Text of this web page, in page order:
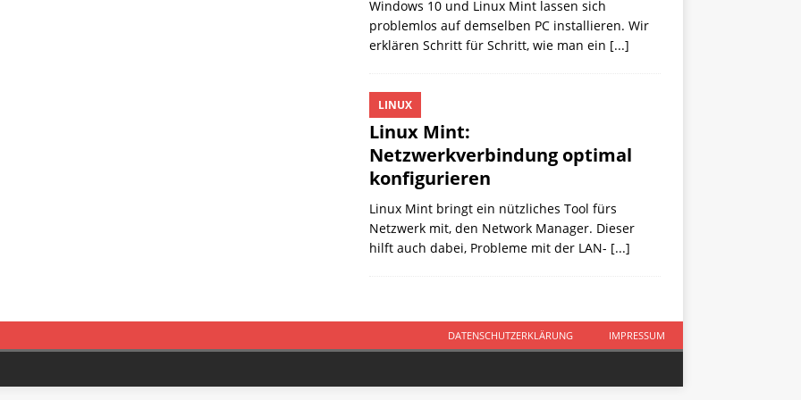
Windows 10 und Linux Mint lassen sich
problemlos auf demselben PC installieren. Wir
erklären Schritt für Schritt, wie man ein [...]
Linux Mint:
Netzwerkverbindung optimal
konfigurieren
LINUX
Linux Mint bringt ein nützliches Tool fürs
Netzwerk mit, den Network Manager. Dieser
hilft auch dabei, Probleme mit der LAN- [...]
DATENSCHUTZERKLÄRUNG IMPRESSUM